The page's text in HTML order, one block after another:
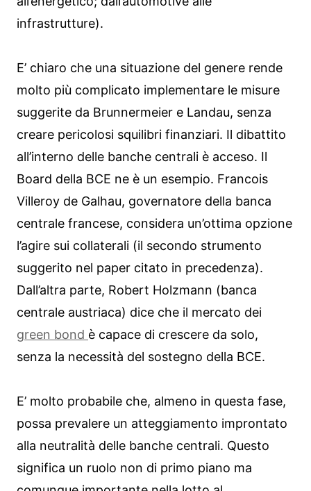
infrastrutture).
E’ chiaro che una situazione del genere rende
molto più complicato implementare le misure
suggerite da Brunnermeier e Landau, senza
creare pericolosi squilibri finanziari. Il dibattito
all’interno delle banche centrali è acceso. Il
Board della BCE ne è un esempio. Francois
Villeroy de Galhau, governatore della banca
centrale francese, considera un’ottima opzione
l’agire sui collaterali (il secondo strumento
suggerito nel paper citato in precedenza).
Dall’altra parte, Robert Holzmann (banca
centrale austriaca) dice che il mercato dei
green bond è capace di crescere da solo,
senza la necessità del sostegno della BCE.
E’ molto probabile che, almeno in questa fase,
possa prevalere un atteggiamento improntato
alla neutralità delle banche centrali. Questo
significa un ruolo non di primo piano ma